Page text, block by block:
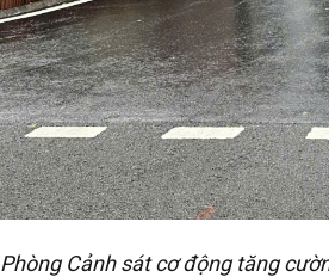
Phòng Cảnh sát cơ động tăng